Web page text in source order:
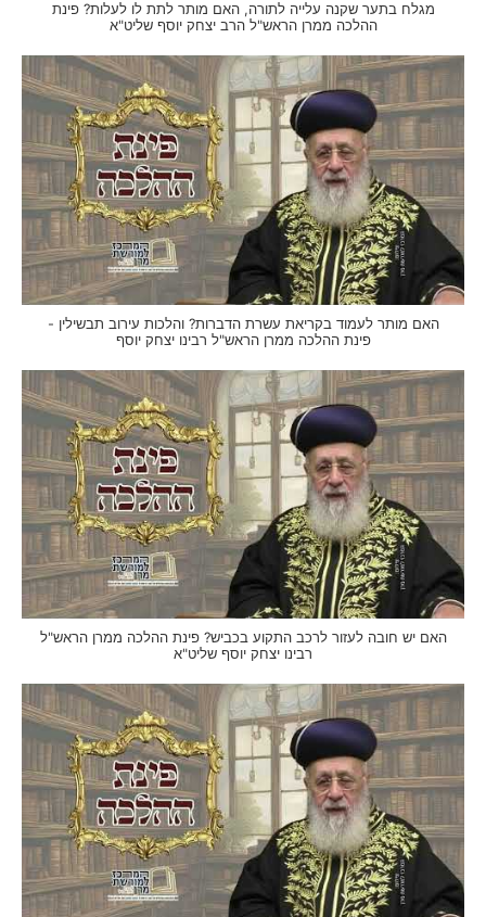
מגלח בתער שקנה עלייה לתורה, האם מותר לתת לו לעלות? פינת
ההלכה ממרן הראש"ל הרב יצחק יוסף שליט"א
האם מותר לעמוד בקריאת עשרת הדברות? והלכות עירוב תבשילין -
פינת ההלכה ממרן הראש"ל רבינו יצחק יוסף
האם יש חובה לעזור לרכב התקוע בכביש? פינת ההלכה ממרן הראש"ל
רבינו יצחק יוסף שליט"א